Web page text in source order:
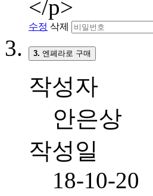
</p>
수정 삭제
3. 엔페라로 구매
작성자
안은상
작성일
18-10-20